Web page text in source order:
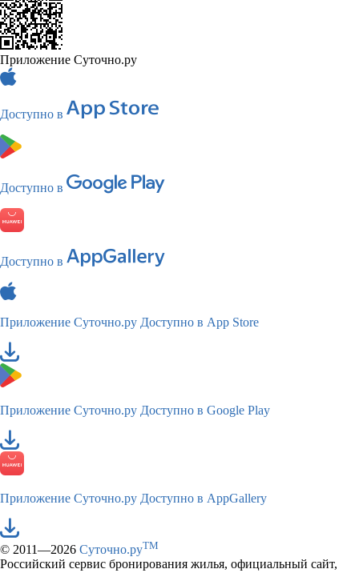
Приложение Суточно.ру
Доступно в
Доступно в
Доступно в
Приложение Суточно.ру Доступно в App Store
Приложение Суточно.ру Доступно в Google Play
Приложение Суточно.ру Доступно в AppGallery
© 2011—2026 Суточно.руTM
Российский сервис бронирования жилья, официальный сайт,